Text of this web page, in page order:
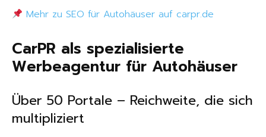
Mehr zu SEO für Autohäuser auf carpr.de
CarPR als spezialisierte
Werbeagentur für Autohäuser
Über 50 Portale – Reichweite, die sich
multipliziert